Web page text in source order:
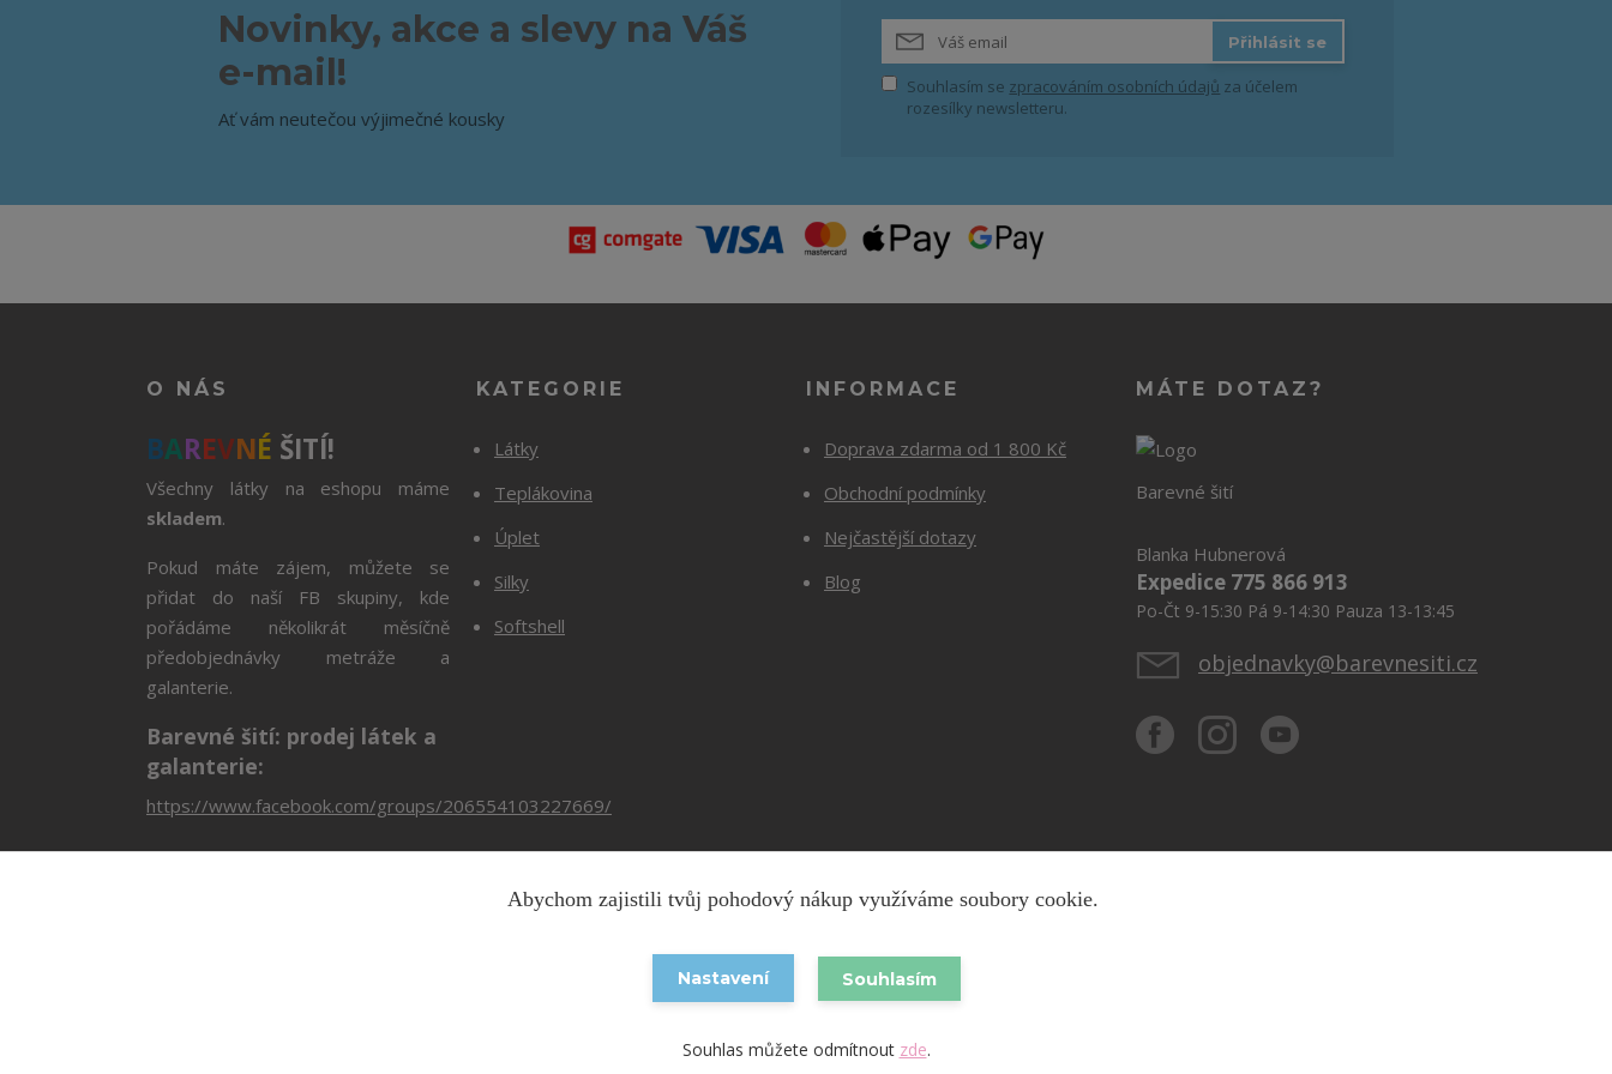
Novinky, akce a slevy na Váš
e-mail!
Ať vám neutečou výjimečné kousky
Přihlásit se
Souhlasím se zpracováním osobních údajů za účelem
rozesílky newsletteru.
O NÁS
BAREVNÉ ŠITÍ!
Všechny látky na eshopu máme
skladem.
Pokud máte zájem, můžete se
přidat do naší FB skupiny, kde
pořádáme několikrát měsíčně
předobjednávky metráže a
galanterie.
Barevné šití: prodej látek a
galanterie:
https://www.facebook.com/groups/206554103227669/
KATEGORIE
Látky
Teplákovina
Úplet
Silky
Softshell
INFORMACE
Doprava zdarma od 1 800 Kč
Obchodní podmínky
Nejčastější dotazy
Blog
MÁTE DOTAZ?
Barevné šití
Blanka Hubnerová
Expedice 775 866 913
Po-Čt 9-15:30 Pá 9-14:30 Pauza 13-13:45
objednavky@barevnesiti.cz
Copyright © 2026 Barevnesiti.cz
Vytvořeno na
Abychom zajistili tvůj pohodový nákup využíváme soubory cookie.
Nastavení Souhlasím
Souhlas můžete odmítnout zde.